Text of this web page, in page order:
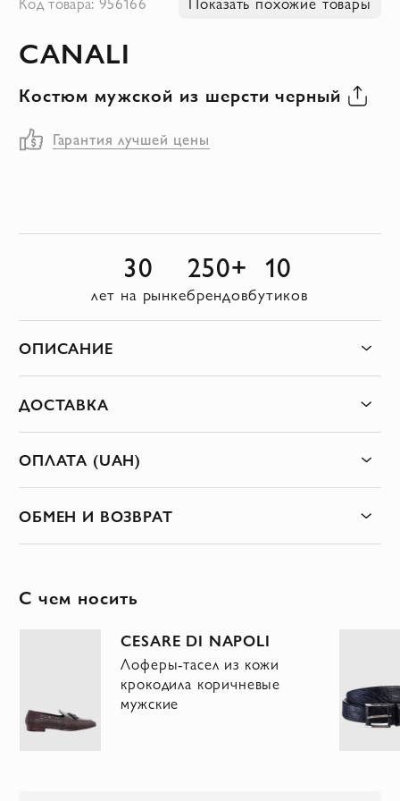
началу
изображений
CANALI
Костюм мужской из шерсти черный
Гарантия лучшей цены
30
лет на рынке
250+
брендов
10
бутиков
ОПИСАНИЕ
ДОСТАВКА
ОПЛАТА (UAH)
ОБМЕН И ВОЗВРАТ
С чем носить
CESARE DI NAPOLI
Лоферы-тасел из кожи
крокодила коричневые
мужские